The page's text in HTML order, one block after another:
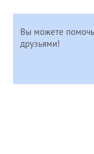
Вы можете
друзьями!